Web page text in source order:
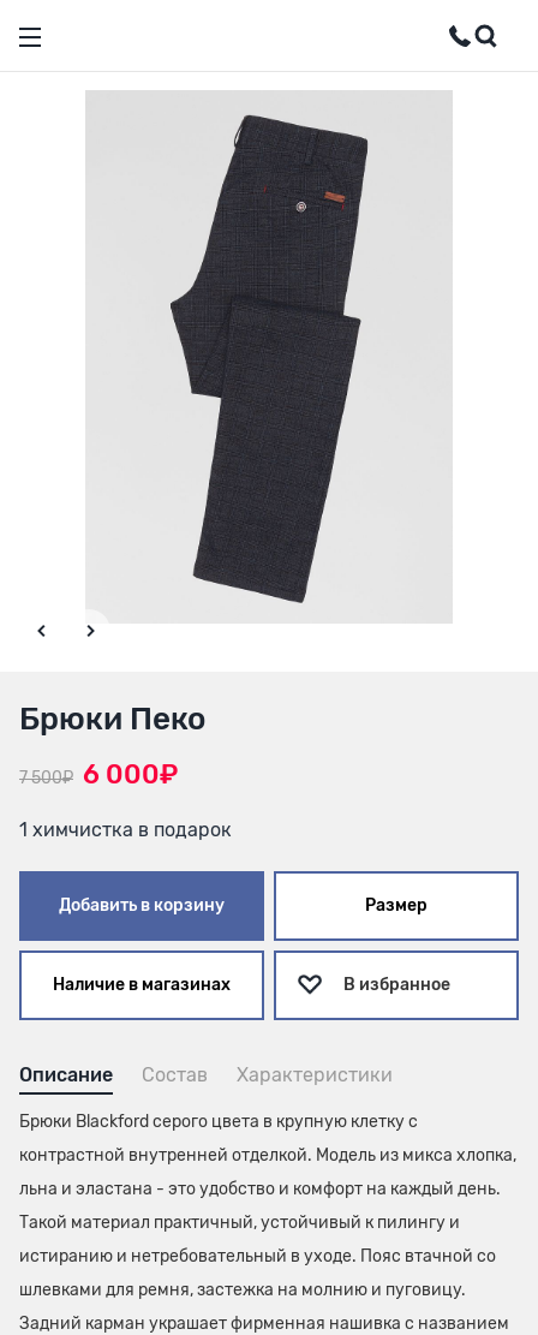
Брюки Пеко
7 500₽ 6 000₽
1 химчистка в подарок
Добавить в корзину Размер
Наличие в магазинах В избранное
Описание Состав Характеристики
Брюки Blackford серого цвета в крупную клетку с
контрастной внутренней отделкой. Модель из микса хлопка,
льна и эластана - это удобство и комфорт на каждый день.
Такой материал практичный, устойчивый к пилингу и
истиранию и нетребовательный в уходе. Пояс втачной со
шлевками для ремня, застежка на молнию и пуговицу.
Задний карман украшает фирменная нашивка с названием